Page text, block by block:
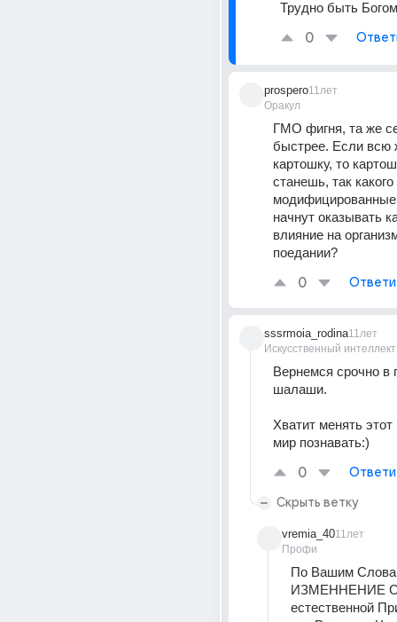
Трудно быть
0
prospero
Оракул
11лет
ГМО фигня, та же
быстрее. Если всю
картошку, то
станешь, так
модифицированные
начнут оказывать
влияние на
поедании?
0
sssrmoia_rodina
Искусственный интеллект
11лет
Вернемся срочно в
шалаши.
Хватит менять
мир познавать:)
0
Скрыть ветку
vremia_40
Профи
11лет
По Вашим
ИЗМЕННЕНИЕ
естественной